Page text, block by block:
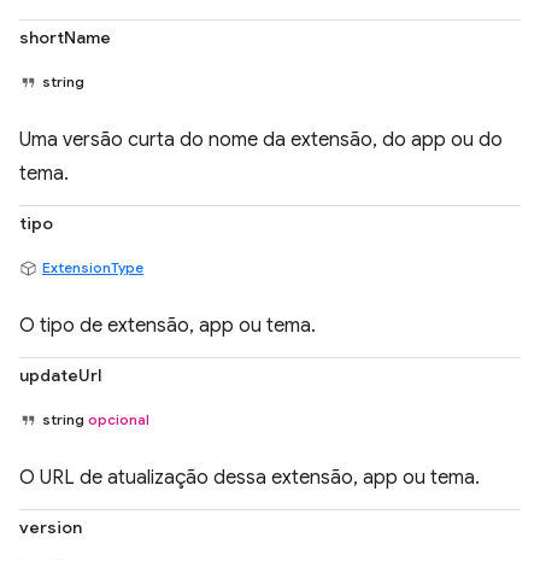
shortName
string
Uma versão curta do nome da extensão, do app ou do
tema.
tipo
ExtensionType
O tipo de extensão, app ou tema.
updateUrl
string opcional
O URL de atualização dessa extensão, app ou tema.
version